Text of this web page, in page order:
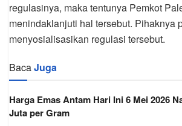
regulasinya, maka tentunya Pemkot
menindaklanjuti hal tersebut. Pihaknya
menyosialisasikan regulasi tersebut.
BacaJuga
Harga Emas Antam Hari Ini 6 Mei 2026
Juta per Gram